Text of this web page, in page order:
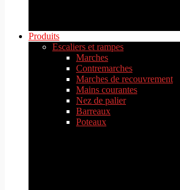
Produits
Escaliers et rampes
Marches
Contremarches
Marches de recouvrement
Mains courantes
Nez de palier
Barreaux
Poteaux